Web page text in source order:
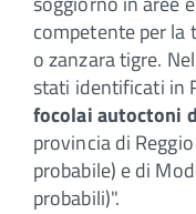
competente per la
o zanzara tigre.
stati identificati in
focolai autoctoni
provincia di
probabile) e di
probabili)".